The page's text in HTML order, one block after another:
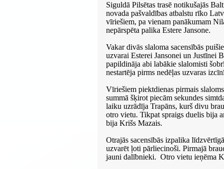
Siguldā Pilsētas trasē notikušajās
novada pašvaldības atbalstu rīko
vīriešiem, pa vienam panākumam
nepārspēta palika Estere Jansone.
Vakar divās slaloma sacensībās
uzvarai Esterei Jansonei un Justīnei
papildināja abi labākie slalomisti
nestartēja pirms nedēļas uzvaras
Vīriešiem piektdienas pirmais
summā šķirot piecām sekundes
laiku uzrādīja Trapāns, kurš divu
otro vietu. Tikpat spraigs duelis bija
bija Krišs Mazais.
Otrajās sacensībās izpalika
uzvarēt ļoti pārliecinoši. Pirmajā
jauni dalībnieki. Otro vietu ieņēma